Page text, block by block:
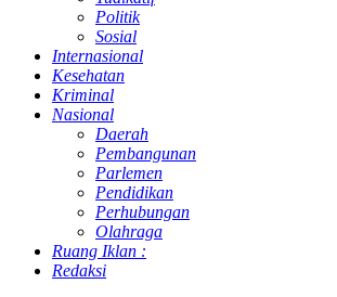
Politik
Sosial
Internasional
Kesehatan
Kriminal
Nasional
Daerah
Pembangunan
Parlemen
Pendidikan
Perhubungan
Olahraga
Ruang Iklan :
Redaksi